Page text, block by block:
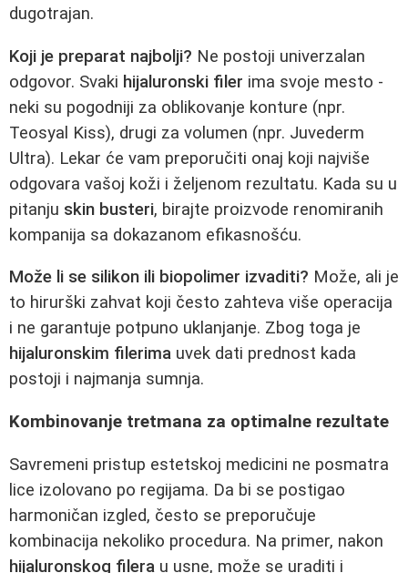
dugotrajan.
Koji je preparat najbolji? Ne postoji univerzalan
odgovor. Svaki hijaluronski filer ima svoje mesto -
neki su pogodniji za oblikovanje konture (npr.
Teosyal Kiss), drugi za volumen (npr. Juvederm
Ultra). Lekar će vam preporučiti onaj koji najviše
odgovara vašoj koži i željenom rezultatu. Kada su u
pitanju skin busteri, birajte proizvode renomiranih
kompanija sa dokazanom efikasnošću.
Može li se silikon ili biopolimer izvaditi? Može, ali je
to hirurški zahvat koji često zahteva više operacija
i ne garantuje potpuno uklanjanje. Zbog toga je
hijaluronskim filerima uvek dati prednost kada
postoji i najmanja sumnja.
Kombinovanje tretmana za optimalne rezultate
Savremeni pristup estetskoj medicini ne posmatra
lice izolovano po regijama. Da bi se postigao
harmoničan izgled, često se preporučuje
kombinacija nekoliko procedura. Na primer, nakon
hijaluronskog filera u usne, može se uraditi i